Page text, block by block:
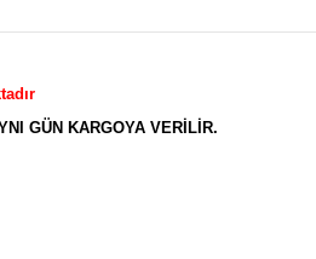
GÜN KARGOYA VERİLİR.